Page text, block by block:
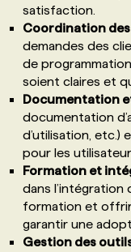
satisfaction.
Coordination
demandes des
de
soient claires et
Documentation
documentation
d’utilisation, etc.)
pour les
Formation et
dans l’intégration
formation et
garantir une
Gestion des